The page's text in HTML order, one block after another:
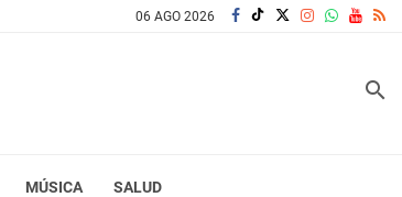
06 AGO 2026
search
MÚSICA SALUD